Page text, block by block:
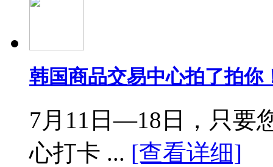
韩国商品交易中心拍了拍你
7月11日—18日，只要
心打卡 ... [查看详细]